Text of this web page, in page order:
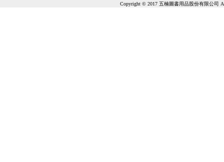
Copyright © 2017 五楠圖書用品股份有限公司